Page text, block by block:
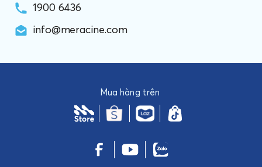
1900 6436
info@meracine.com
Mua hàng trên